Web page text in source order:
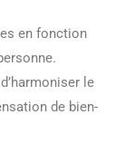
en fonction
le
de bien-